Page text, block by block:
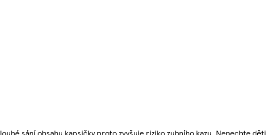
sání obsahu kapsičky proto zvyšuje riziko zubního kazu. Nenechte děti